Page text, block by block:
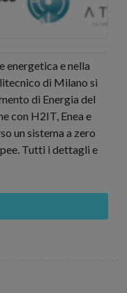
energetica e nella
di Milano si
di Energia del
con H2IT, Enea e
un sistema a zero
Tutti i dettagli e